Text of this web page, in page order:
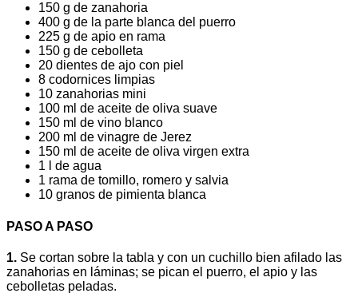
150 g de zanahoria
400 g de la parte blanca del puerro
225 g de apio en rama
150 g de cebolleta
20 dientes de ajo con piel
8 codornices limpias
10 zanahorias mini
100 ml de aceite de oliva suave
150 ml de vino blanco
200 ml de vinagre de Jerez
150 ml de aceite de oliva virgen extra
1 l de agua
1 rama de tomillo, romero y salvia
10 granos de pimienta blanca
PASO A PASO
1. Se cortan sobre la tabla y con un cuchillo bien afilado las
zanahorias en láminas; se pican el puerro, el apio y las
cebolletas peladas.